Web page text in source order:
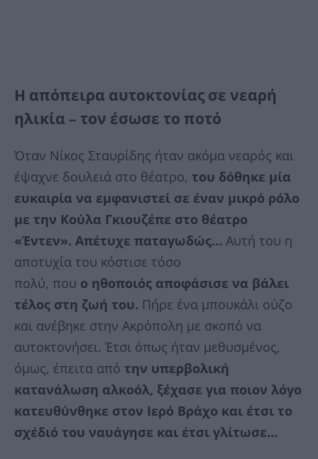
Η απόπειρα αυτοκτονίας σε νεαρή
ηλικία – τον έσωσε το ποτό
Όταν Νίκος Σταυρίδης ήταν ακόμα νεαρός και
έψαχνε δουλειά στο θέατρο, του δόθηκε μία
ευκαιρία να εμφανιστεί σε έναν μικρό ρόλο
με την Κούλα Γκιουζέπε στο θέατρο
«Έντεν». Απέτυχε παταγωδώς… Αυτή του η
αποτυχία του κόστισε τόσο
πολύ, που ο ηθοποιός αποφάσισε να βάλει
τέλος στη ζωή του. Πήρε ένα μπουκάλι ούζο
και ανέβηκε στην Ακρόπολη με σκοπό να
αυτοκτονήσει. Έτσι όπως ήταν μεθυσμένος,
όμως, έπειτα από την υπερβολική
κατανάλωση αλκοόλ, ξέχασε για ποιον λόγο
κατευθύνθηκε στον Ιερό Βράχο και έτσι το
σχέδιό του ναυάγησε και έτσι γλίτωσε…